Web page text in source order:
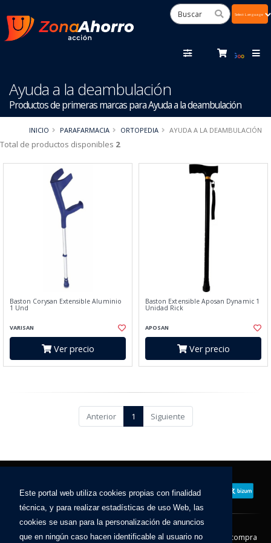
Este portal web utiliza cookies propias con finalidad
técnica, y para realizar estadísticas de uso Web, las
cookies se usan para la personalización de anuncios
que en ningún caso hacen identificable al usuario no
Ayuda a la deambulación
Productos de primeras marcas para Ayuda a la deambulación
INICIO PARAFARMACIA ORTOPEDIA AYUDA A LA DEAMBULACIÓN
Total de productos disponibles 2
Baston Corysan Extensible Aluminio
1 Und
VARISAN
Ver precio
Baston Extensible Aposan Dynamic 1
Unidad Rick
APOSAN
Ver precio
Anterior 1 Siguiente
Contacto Aviso Legal Condiciones de compra